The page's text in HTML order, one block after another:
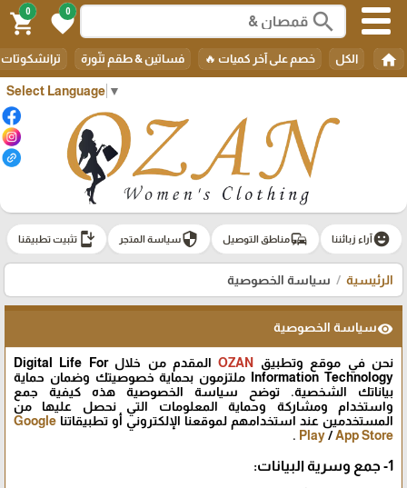
Select Language ▼
search
0
favorite
0
shopping_cart
home الكل خصم على آخر كميات 🔥 فساتين & طقم تنّورة ترانشكوتات
emoji_emotionsآراء زبائننا commuteمناطق التوصيل securityسياسة المتجر install_mobile تثبيت تطبيقنا
الرئيسية سياسة الخصوصية
visibilityسياسة الخصوصية
نحن في موقع وتطبيق OZAN
المقدم من خلال Digital Life For
Information Technology ملتزمون بحماية خصوصيتك وضمان حماية
بياناتك الشخصية. توضح سياسة الخصوصية هذه كيفية جمع
واستخدام ومشاركة وحماية المعلومات التي نحصل عليها من
المستخدمين عند استخدامهم لموقعنا الإلكتروني أو تطبيقاتنا Google
Play/App Store
.
1- جمع وسرية البيانات: